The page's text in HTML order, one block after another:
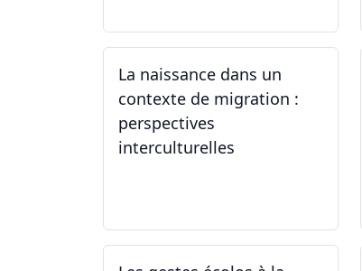
La naissance dans un
contexte de migration :
perspectives
interculturelles